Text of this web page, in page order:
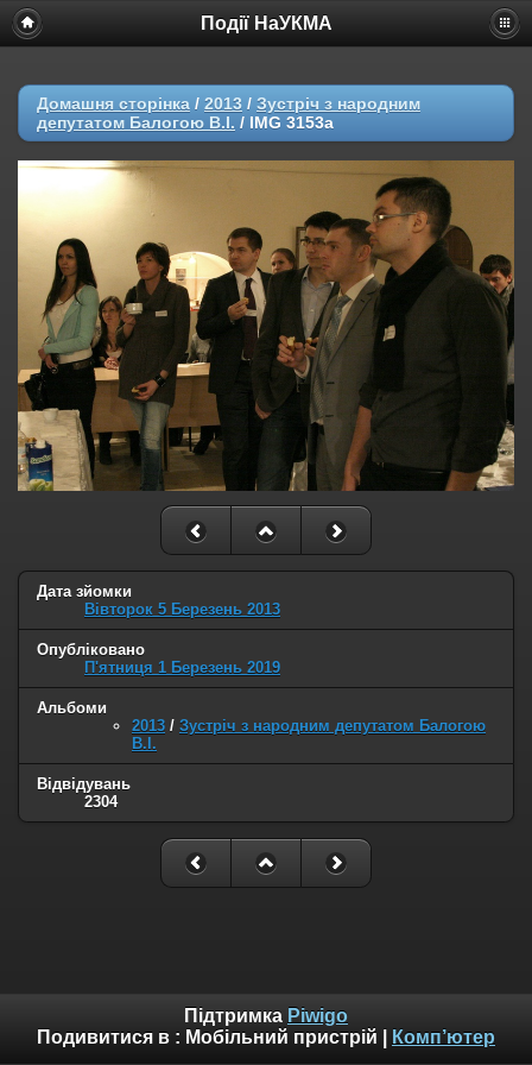
Події НаУКМА
Домашня сторінка / 2013 / Зустріч з народним
депутатом Балогою В.І. / IMG 3153a
Дата зйомки
Вівторок 5 Березень 2013
Опубліковано
П'ятниця 1 Березень 2019
Альбоми
2013 / Зустріч з народним депутатом Балогою
В.І.
Відвідувань
2304
Підтримка Piwigo
Подивитися в : Мобільний пристрій Комп’ютер